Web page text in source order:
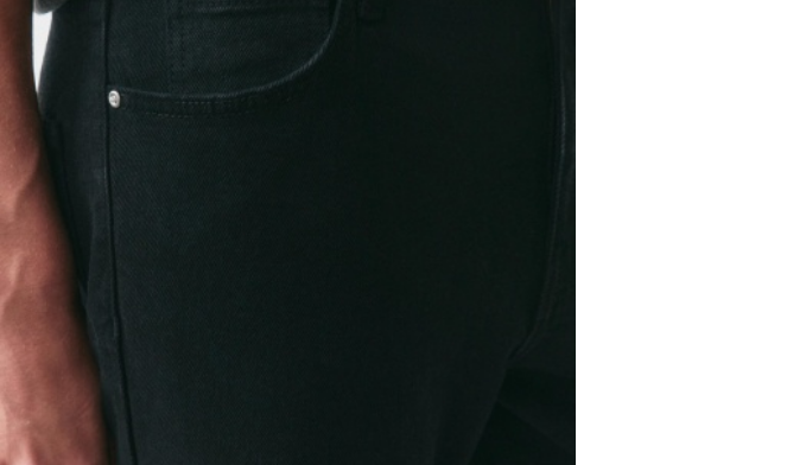
ЛУКБУКИ
ПОДАРОЧНЫЕ СЕРТИФИКАТЫ
СКАНДИНАВСКОЕ ДЕТСТВО
ЛЕГКО ГЛАДИТЬ
КУПАЛЬНЫЙ СЕЗОН
ЛЕТНЯЯ БЕЗМЯТЕЖНОСТЬ